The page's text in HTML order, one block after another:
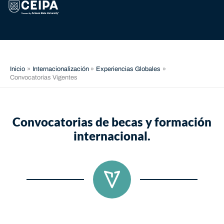
contenido
Inicio Internacionalización
Experiencias Globales
Convocatorias Vigentes
Convocatorias de becas y formación
internacional.